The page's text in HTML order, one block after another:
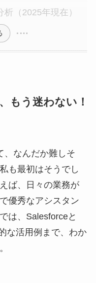
（2025年現在）
もう迷わない！
、なんだか難しそ
も最初はそうでし
ば、日々の業務が
優秀なアシスタン
は、Salesforceと
な活用例まで、わか